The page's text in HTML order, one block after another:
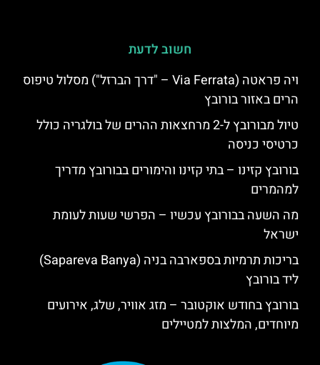
חשוב לדעת
ויה פראטה (Via Ferrata – "דרך הברזל") מסלול טיפוס
הרים באזור בורובץ
טיול מבורובץ ל-2 מרחצאות ההרים של בולגריה כולל
כרטיסי כניסה
בורובץ קזינו – בתי קזינו והימורים בבורובץ מדריך
למהמרים
מה השעה בבורובץ עכשיו – הפרשי שעות לעומת
ישראל
בריכות תרמיות בספארבה בניה (Sapareva Banya)
ליד בורובץ
בורובץ בחודש אוקטובר – מזג אוויר, שלג, אירועים
מיוחדים, המלצות למטיילים